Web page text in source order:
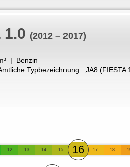
1.0 (2012 – 2017)
| Benzin
Typbezeichnung: „ JA8 (FIESTA
12 13 14 15 16 17 18